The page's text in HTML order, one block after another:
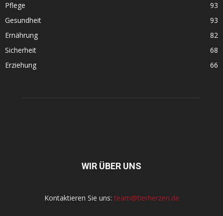
Pflege
93
Gesundheit
93
Ernährung
82
Sicherheit
68
Erziehung
66
WIR ÜBER UNS
Kontaktieren Sie uns: team@tierherzen.de